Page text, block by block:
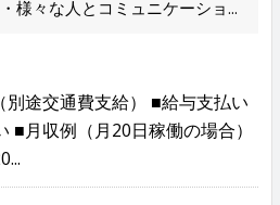
様々な人とコミュニケーショ...
途交通費支給） ■給与支払い
■月収例（月20日稼働の場合）